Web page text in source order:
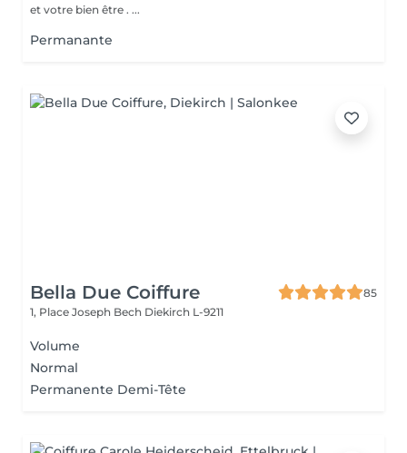
et votre bien être . ...
Permanante
Bella Due Coiffure
85
1, Place Joseph Bech Diekirch L-9211
Volume
Normal
Permanente Demi-Tête